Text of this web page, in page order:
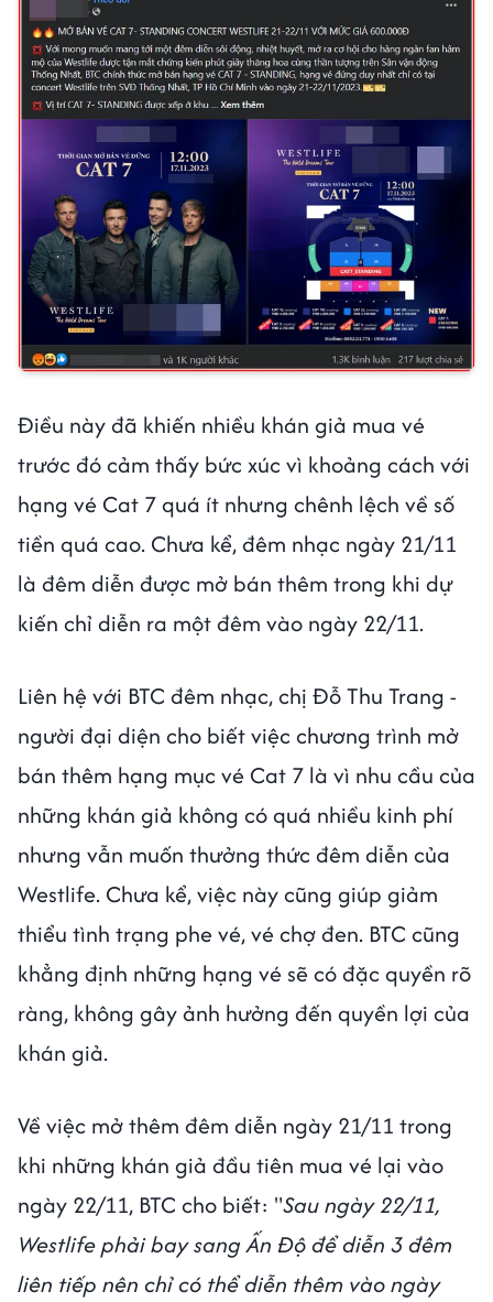
Điều này đã khiến nhiều khán giả mua vé
trước đó cảm thấy bức xúc vì khoảng cách với
hạng vé Cat 7 quá ít nhưng chênh lệch về số
tiền quá cao. Chưa kể, đêm nhạc ngày 21/11
là đêm diễn được mở bán thêm trong khi dự
kiến chỉ diễn ra một đêm vào ngày 22/11.
Liên hệ với BTC đêm nhạc, chị Đỗ Thu Trang -
người đại diện cho biết việc chương trình mở
bán thêm hạng mục vé Cat 7 là vì nhu cầu của
những khán giả không có quá nhiều kinh phí
nhưng vẫn muốn thưởng thức đêm diễn của
Westlife. Chưa kể, việc này cũng giúp giảm
thiểu tình trạng phe vé, vé chợ đen. BTC cũng
khẳng định những hạng vé sẽ có đặc quyền rõ
ràng, không gây ảnh hưởng đến quyền lợi của
khán giả.
Về việc mở thêm đêm diễn ngày 21/11 trong
khi những khán giả đầu tiên mua vé lại vào
ngày 22/11, BTC cho biết: "Sau ngày 22/11,
Westlife phải bay sang Ấn Độ để diễn 3 đêm
liên tiếp nên chỉ có thể diễn thêm vào ngày